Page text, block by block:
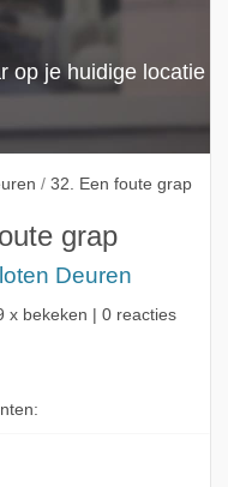
/ 32. Een foute grap
grap
Deuren
x bekeken | 0 reacties